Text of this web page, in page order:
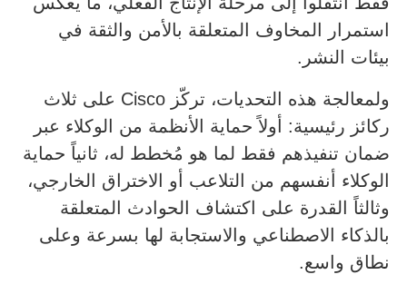
استمرار المخاوف المتعلقة بالأمن والثقة في
بيئات النشر.
ولمعالجة هذه التحديات، تركّز Cisco على ثلاث
ركائز رئيسية: أولاً حماية الأنظمة من الوكلاء عبر
ضمان تنفيذهم فقط لما هو مُخطط له، ثانياً حماية
الوكلاء أنفسهم من التلاعب أو الاختراق الخارجي،
وثالثاً القدرة على اكتشاف الحوادث المتعلقة
بالذكاء الاصطناعي والاستجابة لها بسرعة وعلى
نطاق واسع.